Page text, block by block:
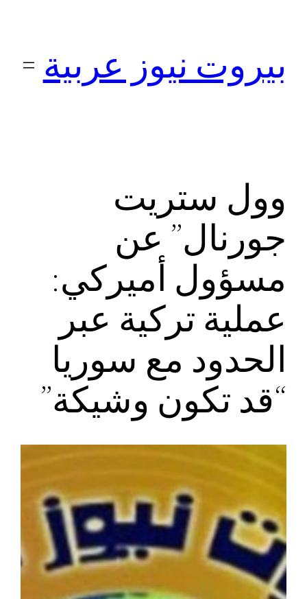
بيروت نيوز عربية
وول ستريت
جورنال” عن
مسؤول أميركي:
عملية تركية عبر
الحدود مع سوريا
“قد تكون وشيكة”